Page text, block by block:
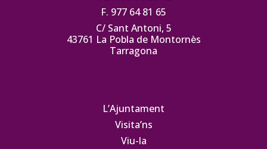
F. 977 64 81 65
C/ Sant Antoni, 5
43761 La Pobla de Montornès
Tarragona
L’Ajuntament
Visita’ns
Viu-la